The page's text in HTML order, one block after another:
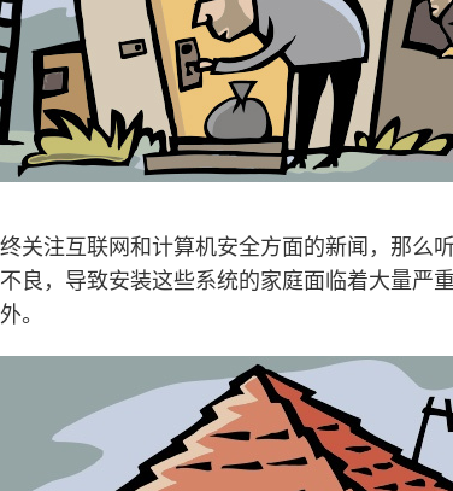
关注互联网和计算机安全方面的新闻，那么
良，导致安装这些系统的家庭面临着大量严
。